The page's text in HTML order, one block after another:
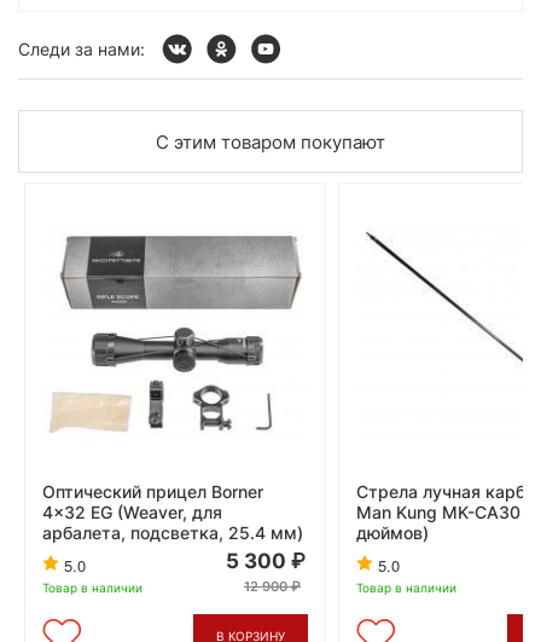
Следи за нами:
С этим товаром покупают
Оптический прицел Borner
4x32 EG (Weaver, для
арбалета, подсветка, 25.4 мм)
5.0
Товар в наличии
5 300
12 900
В КОРЗИНУ
Стрела лучная
Man Kung MK-CA30
дюймов)
5.0
Товар в наличии